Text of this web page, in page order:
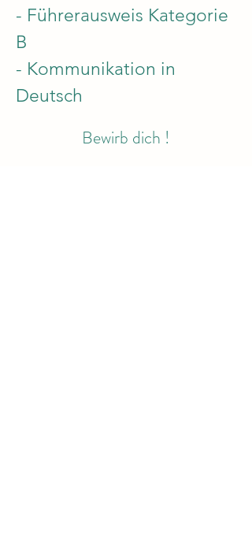
- Führerausweis Kategorie
B
- Kommunikation in
Deutsch
Bewirb dich !